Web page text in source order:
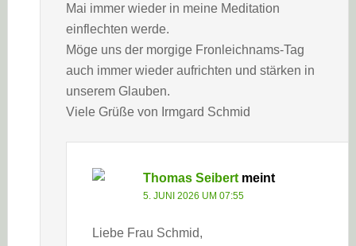
Mai immer wieder in meine Meditation
einflechten werde.
Möge uns der morgige Fronleichnams-Tag
auch immer wieder aufrichten und stärken in
unserem Glauben.
Viele Grüße von Irmgard Schmid
Thomas Seibert meint
5. JUNI 2026 UM 07:55
Liebe Frau Schmid,